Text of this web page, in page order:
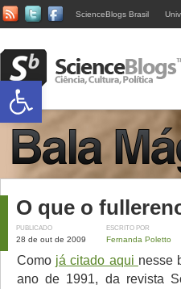
ScienceBlogs Brasil
O que o
PUBLICADO
28 de out de 2009
ESCRITO POR
Fernanda Poletto
Como já citado aqui nesse
ano de 1991, da revista
Abrir a barra